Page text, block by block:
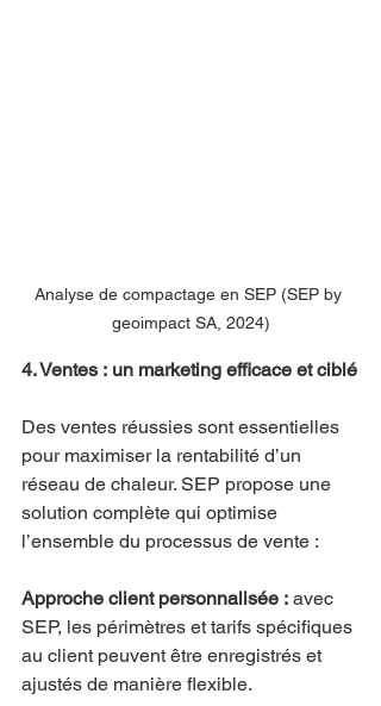
Analyse de compactage en SEP (SEP by
geoimpact SA, 2024)
4. Ventes : un marketing efficace et ciblé
Des ventes réussies sont essentielles
pour maximiser la rentabilité d’un
réseau de chaleur. SEP propose une
solution complète qui optimise
l’ensemble du processus de vente :
Approche client personnalisée : avec
SEP, les périmètres et tarifs spécifiques
au client peuvent être enregistrés et
ajustés de manière flexible.